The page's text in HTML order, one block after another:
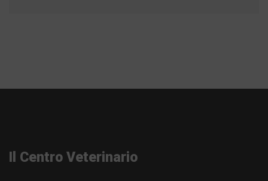
Il Centro Veterinario